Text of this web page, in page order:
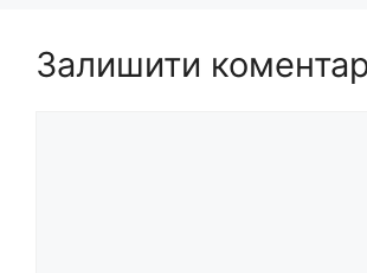
Залишити